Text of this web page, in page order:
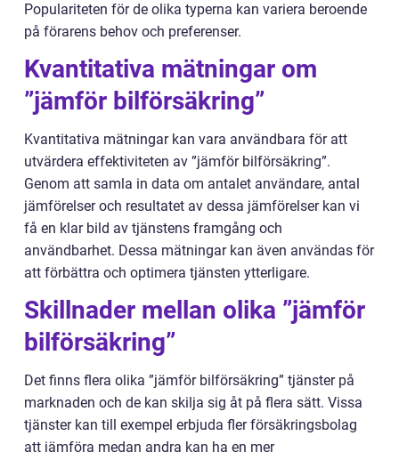
Populariteten för de olika typerna kan variera beroende
på förarens behov och preferenser.
Kvantitativa mätningar om
”jämför bilförsäkring”
Kvantitativa mätningar kan vara användbara för att
utvärdera effektiviteten av ”jämför bilförsäkring”.
Genom att samla in data om antalet användare, antal
jämförelser och resultatet av dessa jämförelser kan vi
få en klar bild av tjänstens framgång och
användbarhet. Dessa mätningar kan även användas för
att förbättra och optimera tjänsten ytterligare.
Skillnader mellan olika ”jämför
bilförsäkring”
Det finns flera olika ”jämför bilförsäkring” tjänster på
marknaden och de kan skilja sig åt på flera sätt. Vissa
tjänster kan till exempel erbjuda fler försäkringsbolag
att jämföra medan andra kan ha en mer